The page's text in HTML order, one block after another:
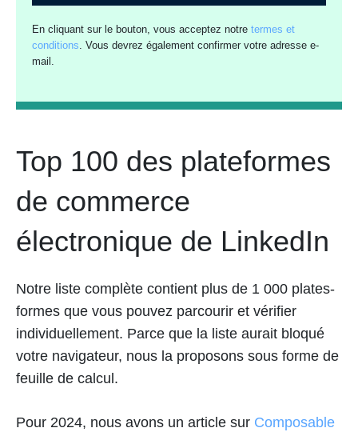
En cliquant sur le bouton, vous acceptez notretermes et
conditions. Vous devrez également confirmer votre adresse e-
mail.
Top 100 des plateformes
de commerce
électronique de LinkedIn
Notre liste complète contient plus de 1 000 plates-
formes que vous pouvez parcourir et vérifier
individuellement. Parce que la liste aurait bloqué
votre navigateur, nous la proposons sous forme de
feuille de calcul.
Pour 2024, nous avons un article sur Composable